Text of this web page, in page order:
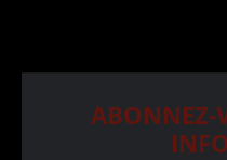
ABONNEZ-